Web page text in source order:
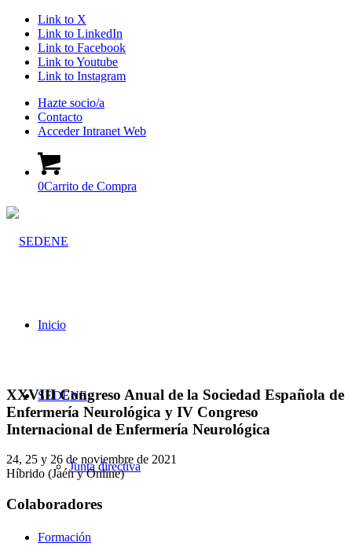
Link to X
Link to LinkedIn
Link to Facebook
Link to Youtube
Link to Instagram
Hazte socio/a
Contacto
Acceder Intranet Web
0Carrito de Compra
Inicio
SEDENE
Junta directiva
Formación
XXVIII Congreso Anual de la Sociedad Española de
Enfermería Neurológica y IV Congreso
Internacional de Enfermería Neurológica
24, 25 y 26 de noviembre de 2021
Híbrido (Jaén y Online)
Colaboradores